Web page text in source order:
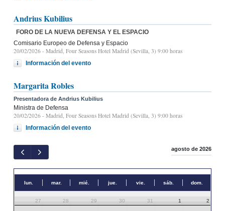
Andrius Kubilius
FORO DE LA NUEVA DEFENSA Y EL ESPACIO
Comisario Europeo de Defensa y Espacio
20/02/2026 - Madrid, Four Seasons Hotel Madrid (Sevilla, 3) 9:00 horas
Información del evento
Margarita Robles
Presentadora de Andrius Kubilius
Ministra de Defensa
20/02/2026 - Madrid, Four Seasons Hotel Madrid (Sevilla, 3) 9:00 horas
Información del evento
agosto de 2026
lun. mar. mié. jue. vie. sáb. dom.
27 28 29 30 31 1 2